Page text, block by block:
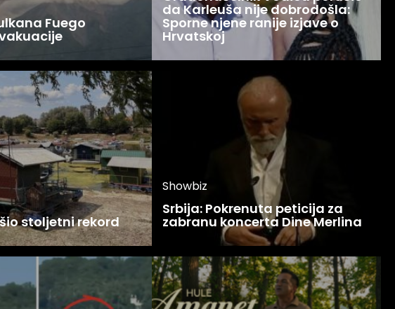
Fuego
stoljetni rekord
da Karleuša nije dobrodošla:
Sporne njene ranije izjave o
Hrvatskoj
Showbiz
Srbija: Pokrenuta peticija za
zabranu koncerta Dine Merlina